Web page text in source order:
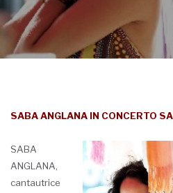
SABA ANGLANA IN CONCERTO
SABA
ANGLANA,
cantautrice